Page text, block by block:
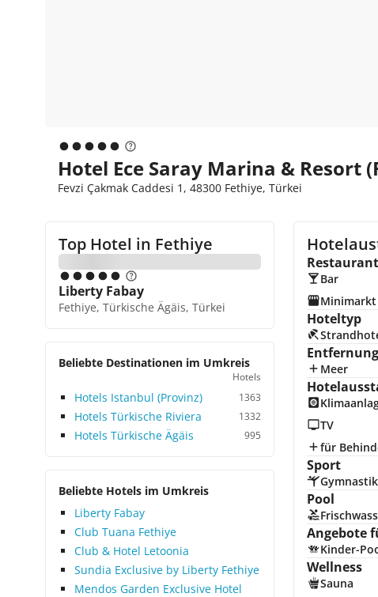
Hotel Ece Saray Marina & Resort
Fevzi Çakmak Caddesi 1, 48300 Fethiye, Türkei
Top Hotel in Fethiye
Liberty Fabay
Fethiye, Türkische Ägäis, Türkei
Beliebte Destinationen im Umkreis
Hotels
Hotels Istanbul (Provinz) 1363
Hotels Türkische Riviera 1332
Hotels Türkische Ägäis 995
Beliebte Hotels im Umkreis
Liberty Fabay
Club Tuana Fethiye
Club & Hotel Letoonia
Sundia Exclusive by Liberty Fethiye
Mendos Garden Exclusive Hotel
Restaurant
Bar
Minimarkt
Hoteltyp
Meer
TV
für
Sport
Gymnastik
Pool
Angebote
Kinder-
Wellness
Sauna